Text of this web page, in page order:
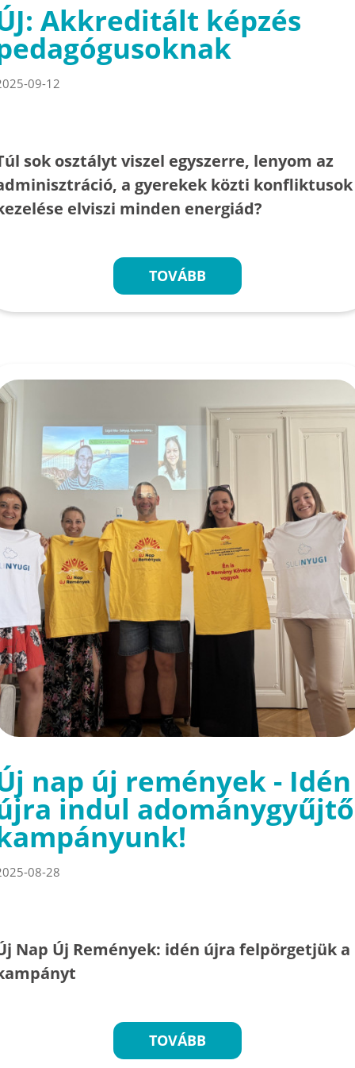
Akkreditált képzés
09-12
sok osztályt viszel egyszerre, lenyom az
a gyerekek közti konfliktusok
elviszi minden energiád?
TOVÁBB
nap új remények - Idén
indul adománygyűjtő
08-28
Nap Új Remények: idén újra felpörgetjük a
TOVÁBB